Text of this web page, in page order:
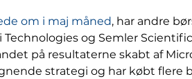
om i maj måned, har andre
Technologies og Semler
på resultaterne skabt af
strategi og har købt flere